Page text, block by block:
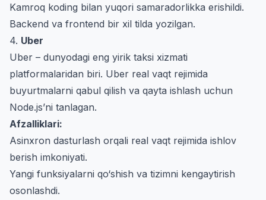
Kamroq koding bilan yuqori samaradorlikka erishildi.
Backend va frontend bir xil tilda yozilgan.
4. Uber
Uber – dunyodagi eng yirik taksi xizmati
platformalaridan biri. Uber real vaqt rejimida
buyurtmalarni qabul qilish va qayta ishlash uchun
Node.js’ni tanlagan.
Afzalliklari:
Asinxron dasturlash orqali real vaqt rejimida ishlov
berish imkoniyati.
Yangi funksiyalarni qo‘shish va tizimni kengaytirish
osonlashdi.